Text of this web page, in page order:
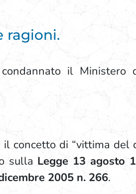
ragioni.
il Ministero
concetto di “vittima del
sullaLegge 13 agosto
2005 n. 266.